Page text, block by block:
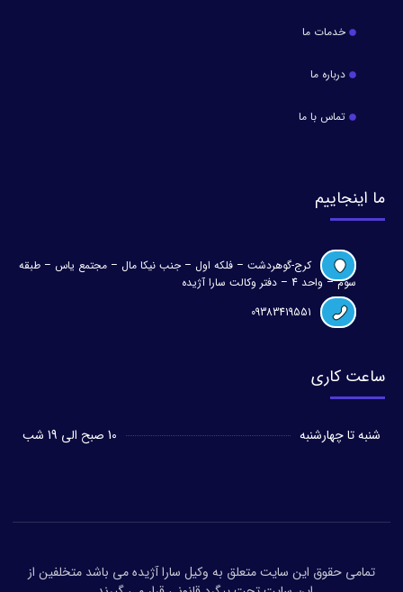
خدمات ما
درباره ما
تماس با ما
ما اینجاییم
کرج-گوهردشت – فلکه اول – جنب نیکا مال – مجتمع یاس – طبقه
سوم – واحد 4 – دفتر وکالت سارا آژیده
09383419551
ساعت کاری
شنبه تا چهارشنبه 10 صبح الی 19 شب
تمامی حقوق این سایت متعلق به وکیل سارا آژیده می باشد متخلفین از